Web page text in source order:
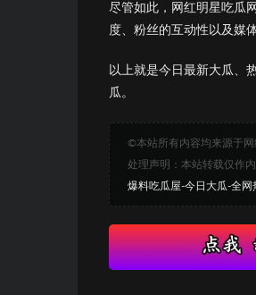
尽管如此，网红明星吃瓜
度、粉丝的互动性以及媒
以上就是今日最新大瓜、
瓜。
©本站所有内容均来源于网
处理声明：本站转载仅作
爆料吃瓜屋-今日大瓜-全网